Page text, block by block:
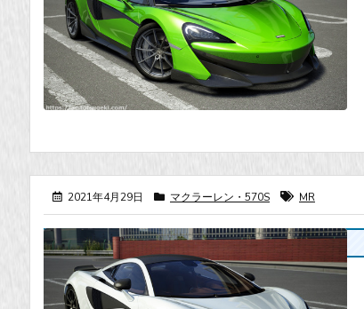
2021年4月29日 マクラーレン・570S MR